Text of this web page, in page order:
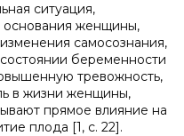
ситуация,
основания женщины,
самосознания,
беременности
тревожность,
в жизни женщины,
прямое влияние на
плода [1, с. 22].